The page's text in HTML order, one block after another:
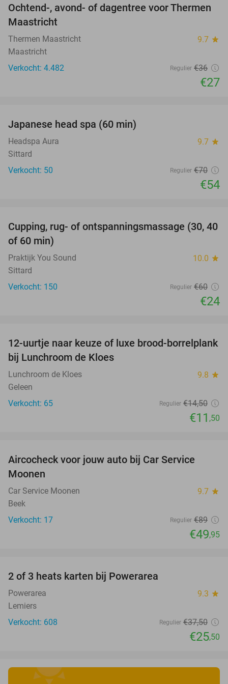
25%
Ochtend-, avond- of dagentree voor Thermen
Maastricht
Thermen Maastricht 9.7 star
Maastricht
Verkocht: 4.482
Regulier €36
€27
Japanese head spa (60 min)
Headspa Aura 9.7 star
Sittard
Verkocht: 50
Regulier €70
€54
60%
Cupping, rug- of ontspanningsmassage (30, 40
of 60 min)
Praktijk You Sound 10.0 star
Sittard
Verkocht: 150
Regulier €60
€24
21%
12-uurtje naar keuze of luxe brood-borrelplank
bij Lunchroom de Kloes
Lunchroom de Kloes 9.8 star
Geleen
Verkocht: 65
Regulier €14,50
€11 ,50
Aircocheck voor jouw auto bij Car Service
Moonen
Car Service Moonen 9.7 star
Beek
Verkocht: 17
Regulier €89
€49,95
2 of 3 heats karten bij Powerarea
Powerarea 9.3 star
Lemiers
Verkocht: 608
Regulier €37,50
€25,50